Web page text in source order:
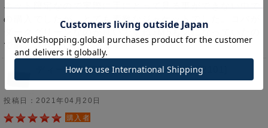
ネット限定なので実際に手にとって見る事ができない中で
の購入でしたが、とても素敵なジャケットでした。コバが
ダークグリーンなのが良いですね♪M5も気になっていたの
で購入させていただきます！
ディープ MICRO5 8mm＋名刺入れ [2101]
投稿日：2021年04月20日
購入者